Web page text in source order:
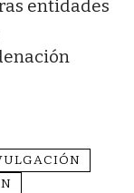
entidades